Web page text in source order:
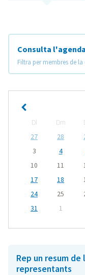
Consulta
Filtra per membres de
Dl Dm
27
28
3
4
10
11
17
18
24
25
31
1
Rep un resum
representants